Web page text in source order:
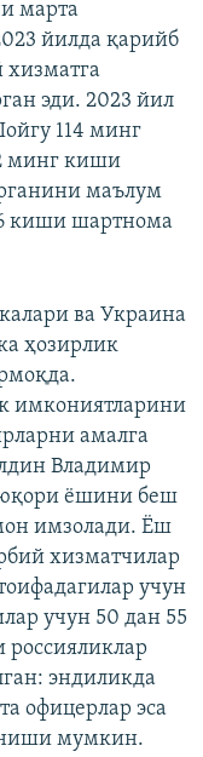
марта
йилда қарийб
эди. 2023 йил
114 минг
минг киши
маълум
киши шартнома
ва Украина
ҳозирлик
имкониятларини
амалга
Владимир
ёшини беш
имзолади. Ёш
хизматчилар
учун
учун 50 дан 55
россияликлар
эндиликда
офицерлар эса
мумкин.